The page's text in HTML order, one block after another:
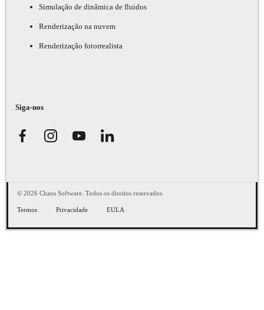
Simulação de dinâmica de fluidos
Renderização na nuvem
Renderização fotorrealista
Siga-nos
© 2026 Chaos Software. Todos os direitos reservados.
Termos Privacidade EULA